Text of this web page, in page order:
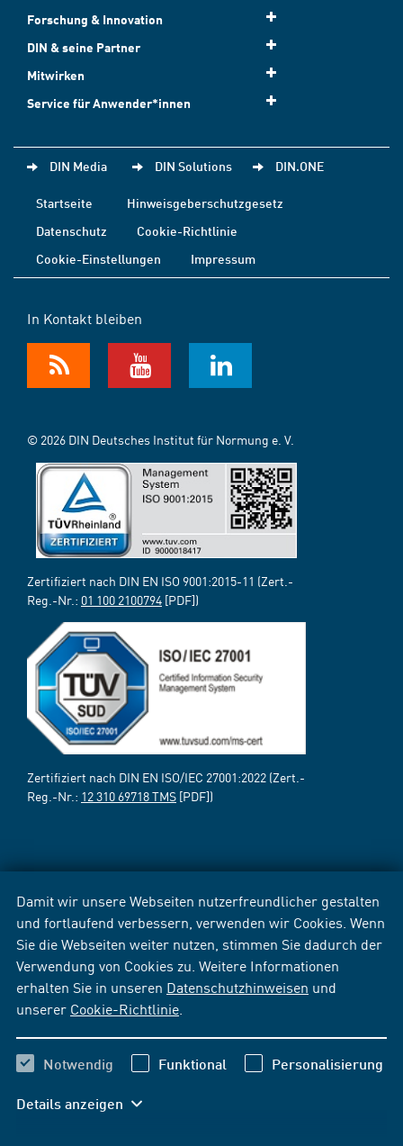
Damit wir unsere Webseiten nutzerfreundlicher gestalten
und fortlaufend verbessern, verwenden wir Cookies. Wenn
Sie die Webseiten weiter nutzen, stimmen Sie dadurch der
Verwendung von Cookies zu. Weitere Informationen
erhalten Sie in unseren Datenschutzhinweisen und
unserer Cookie-Richtlinie
Notwendig Funktional Personalisierung
Details anzeigen
Forschung & Innovation
DIN & seine Partner
Mitwirken
Service für Anwender*innen
DIN Media DIN Solutions DIN.ONE
Startseite
Hinweisgeberschutzgesetz
Datenschutz
Cookie-Richtlinie
Cookie-Einstellungen
Impressum
In Kontakt bleiben
© 2026 DIN Deutsches Institut für Normung e. V.
Zertifiziert nach DIN EN ISO 9001:2015-11 (Zert.-
Reg.-Nr.: 01 100 2100794 [PDF])
Zertifiziert nach DIN EN ISO/IEC 27001:2022 (Zert.-
Reg.-Nr.: 12 310 69718 TMS [PDF])